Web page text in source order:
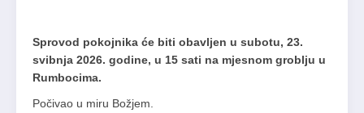
Sprovod pokojnika će biti obavljen u subotu, 23.
svibnja 2026. godine, u 15 sati na mjesnom groblju u
Rumbocima.
Počivao u miru Božjem.